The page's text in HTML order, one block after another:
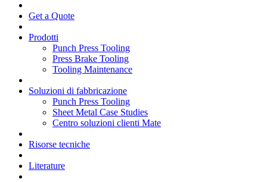
Get a Quote
Prodotti
Punch Press Tooling
Press Brake Tooling
Tooling Maintenance
Soluzioni di fabbricazione
Punch Press Tooling
Sheet Metal Case Studies
Centro soluzioni clienti Mate
Risorse tecniche
Literature